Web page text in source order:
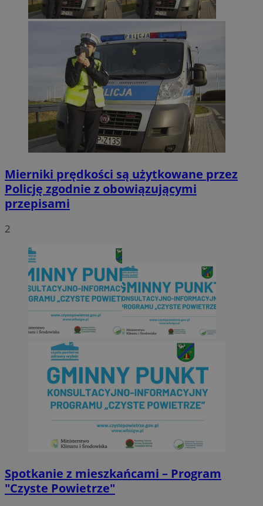
Mierniki prędkości są użytkowane przez
Policję zgodnie z obowiązującymi
przepisami
2
Spotkanie z mieszkańcami – Program
"Czyste Powietrze"